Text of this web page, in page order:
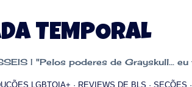
TEMPORAL
| "Pelos poderes de Grayskull...
LGBTQIA+ REVIEWS DE BLS SEÇÕES